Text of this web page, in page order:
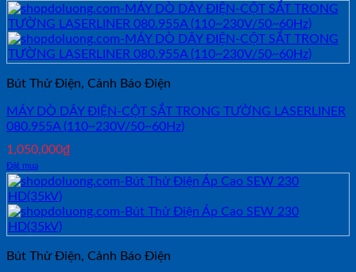
Bút Thử Điện, Cảnh Báo Điện
MÁY DÒ DÂY ĐIỆN-CỘT SẮT TRONG TƯỜNG LASERLINER
080.955A (110~230V/50~60Hz)
1,050,000₫
Đặt mua
Bút Thử Điện, Cảnh Báo Điện